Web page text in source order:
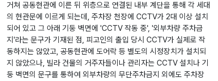
거쳐 공동현관에 이른 뒤 위층으로 연결된 내부 계단을 통해 각 세대
의 현관문에 이르게 되는데, 주차장 천장에 CCTV가 2대 이상 설치
되어 있고 그 아래 기둥 벽면에 'CCTV 작동 중', '외부차량 주차금
지'라는 문구가 기재된 점, 피고인의 출입 당시 CCTV가 실제로 작
동하지는 않았고, 공동현관에 도어락 등 별도의 시정장치가 설치되
지 않았으나, 빌라 건물의 거주자들이나 관리자는 CCTV 설치나 기
둥 벽면의 문구를 통하여 외부차량의 무단주차금지 외에도 주차장